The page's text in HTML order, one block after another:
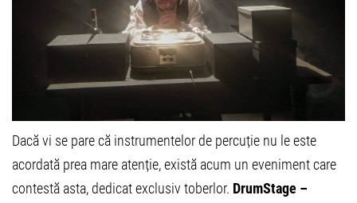
Dacă vi se pare că instrumentelor de percuție nu le este
acordată prea mare atenție, există acum un eveniment care
contestă asta, dedicat exclusiv toberlor. DrumStage –